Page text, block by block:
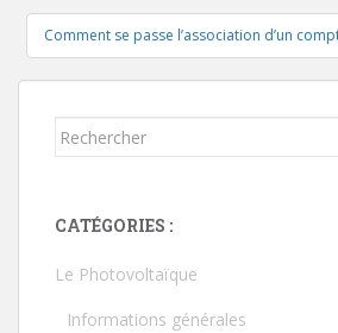
l’article
Comment se passe l’association d’un
Rechercher...
CATÉGORIES :
Le Photovoltaïque
Informations générales